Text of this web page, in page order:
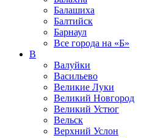
Балашиха
Балтийск
Барнаул
Все города на «Б»
В
Валуйки
Васильево
Великие Луки
Великий Новгород
Великий Устюг
Вельск
Верхний Услон